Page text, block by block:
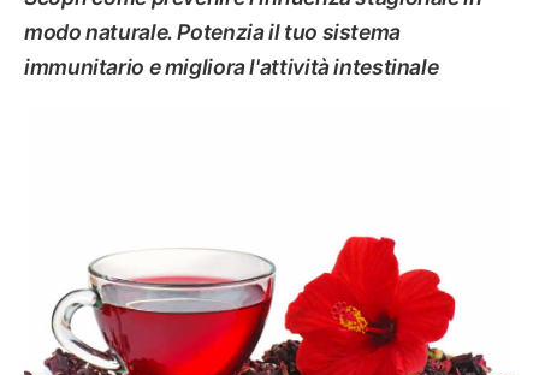
modo naturale. Potenzia il tuo sistema
immunitario e migliora l'attività intestinale